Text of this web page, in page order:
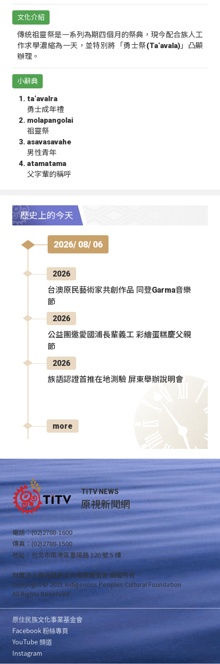
文化介紹
傳統祖靈祭是一系列為期四個月的祭典，現今配合族人工
作求學濃縮為一天，並特別將「勇士祭(Ta‘avala)」凸顯
辦理。
小辭典
ta‘avalra
勇士成年禮
molapangolai
祖靈祭
asavasavahe
男性青年
atamatama
父字輩的稱呼
歷史上的今天
2026/ 08/ 06
2026
台澳原民藝術家共創作品 同登Garma音樂
節
2026
公益團邀愛國浦長輩義工 彩繪蛋糕慶父親
節
2026
族語認證首推在地測驗 屏東舉辦說明會
more
TITV NEWS
原視新聞網
電話：(02)2788-1600
傳真：(02)2788-1500
地址：台北市南港區重陽路 120 號 5 樓
財團法人原住民族文化事業基金會 版權所有
Copyright © 2021 Indigenous Peoples Cultural Foundation
All Rights Reserved .
原住民族文化事業基金會
Facebook 粉絲專頁
YouTube 頻道
Instagram